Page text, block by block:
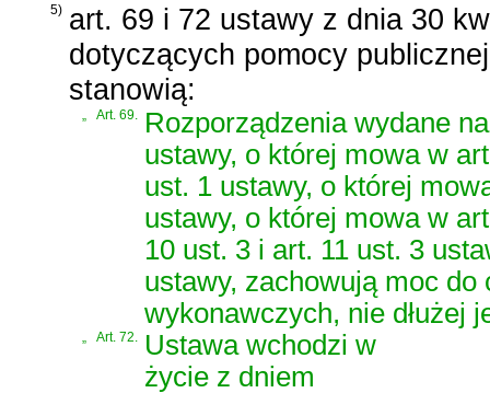
5) art. 69 i 72 ustawy z dnia 30
dotyczących pomocy publicznej
stanowią:
„ Art. 69. Rozporządzenia wydane
ustawy, o której mowa w
ust. 1 ustawy, o której
ustawy, o której mowa w
10 ust. 3 i art. 11 ust. 3
ustawy, zachowują moc
wykonawczych, nie dłużej
„ Art. 72. Ustawa wchodzi w
życie z dniem